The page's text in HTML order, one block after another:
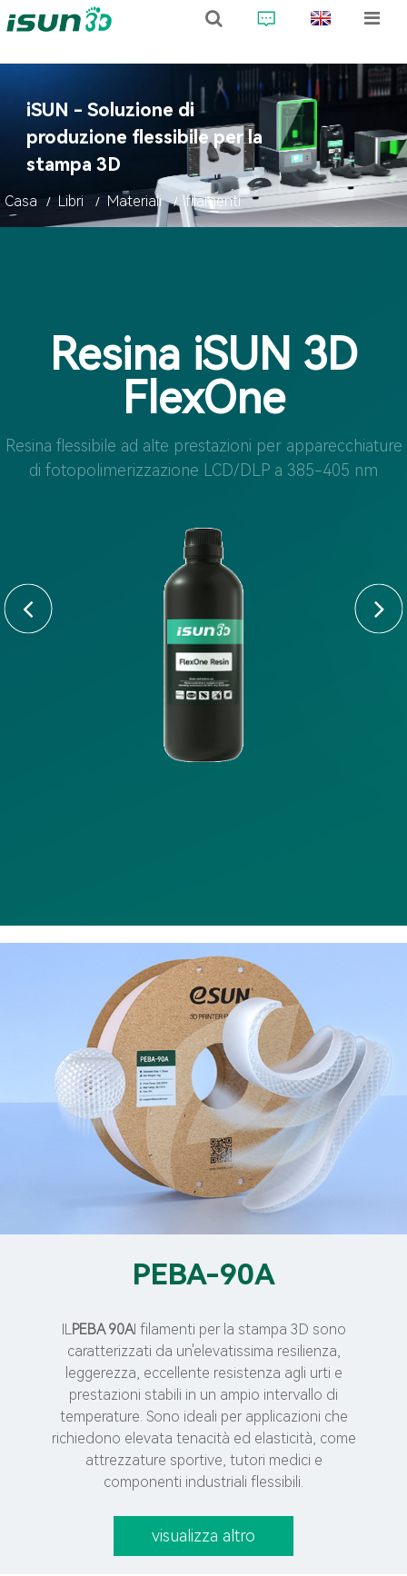
iSUN - Soluzione di
produzione flessibile per la
stampa 3D
Casa Libri Materiali filamenti
Resina iSUN 3D
FlexOne
Resina flessibile ad alte prestazioni per apparecchiature
di fotopolimerizzazione LCD/DLP a 385-405 nm
PEBA-90A
ILPEBA 90AI filamenti per la stampa 3D sono
caratterizzati da un'elevatissima resilienza,
leggerezza, eccellente resistenza agli urti e
prestazioni stabili in un ampio intervallo di
temperature. Sono ideali per applicazioni che
richiedono elevata tenacità ed elasticità, come
attrezzature sportive, tutori medici e
componenti industriali flessibili.
visualizza altro